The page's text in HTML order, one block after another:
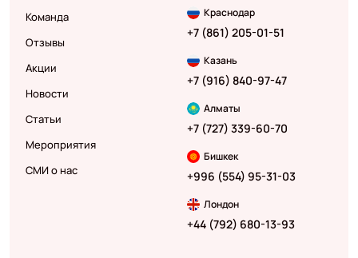
Команда
Отзывы
Акции
Новости
Статьи
Мероприятия
СМИ о нас
Краснодар
+7 (861) 205-01-51
Казань
+7 (916) 840-97-47
Алматы
+7 (727) 339-60-70
Бишкек
+996 (554) 95-31-03
Лондон
+44 (792) 680-13-93